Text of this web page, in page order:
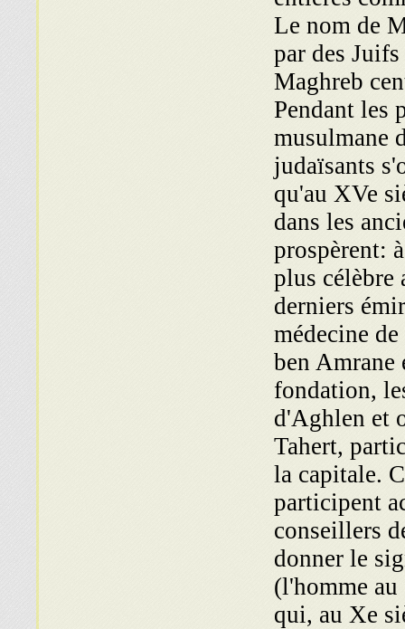
Le nom de
par des
Maghreb
Pendant les
musulmane
judaïsants
qu'au XVe
dans les
prospèrent:
plus célèbre
derniers
médecine
ben Amrane
fonda­tion,
d'Aghlen et
Tahert,
la capitale.
participent
conseillers
donner le
(l'homme
qui, au Xe